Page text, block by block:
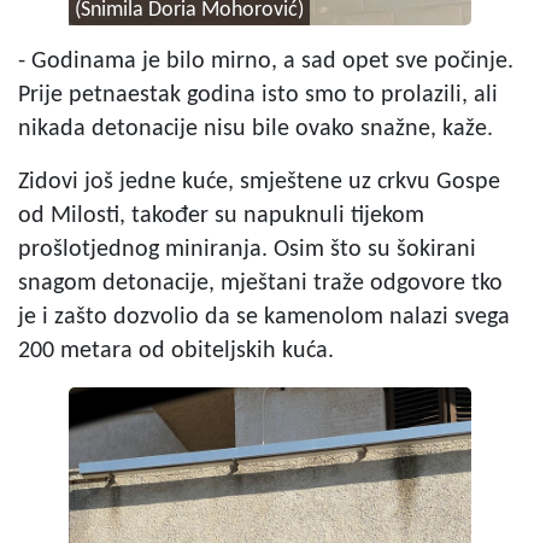
(Snimila Doria Mohorović)
- Godinama je bilo mirno, a sad opet sve počinje.
Prije petnaestak godina isto smo to prolazili, ali
nikada detonacije nisu bile ovako snažne, kaže.
Zidovi još jedne kuće, smještene uz crkvu Gospe
od Milosti, također su napuknuli tijekom
prošlotjednog miniranja. Osim što su šokirani
snagom detonacije, mještani traže odgovore tko
je i zašto dozvolio da se kamenolom nalazi svega
200 metara od obiteljskih kuća.